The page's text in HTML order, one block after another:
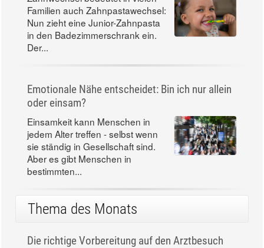
Familien auch Zahnpastawechsel:
Nun zieht eine Junior-Zahnpasta
in den Badezimmerschrank ein.
Der...
Emotionale Nähe entscheidet: Bin ich nur allein
oder einsam?
Einsamkeit kann Menschen in
jedem Alter treffen - selbst wenn
sie ständig in Gesellschaft sind.
Aber es gibt Menschen in
bestimmten...
Thema des Monats
Die richtige Vorbereitung auf den Arztbesuch